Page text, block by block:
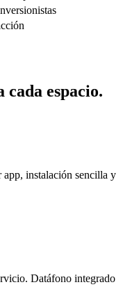
espacio.
instalación sencilla y
Datáfono integrado